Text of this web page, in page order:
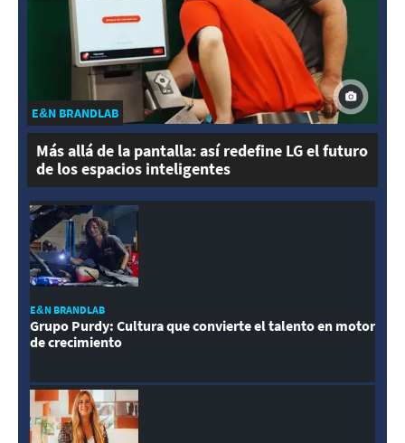
E&N BRANDLAB
Más allá de la pantalla: así redefine LG el futuro
de los espacios inteligentes
E&N BRANDLAB
Grupo Purdy: Cultura que convierte el talento en motor
de crecimiento